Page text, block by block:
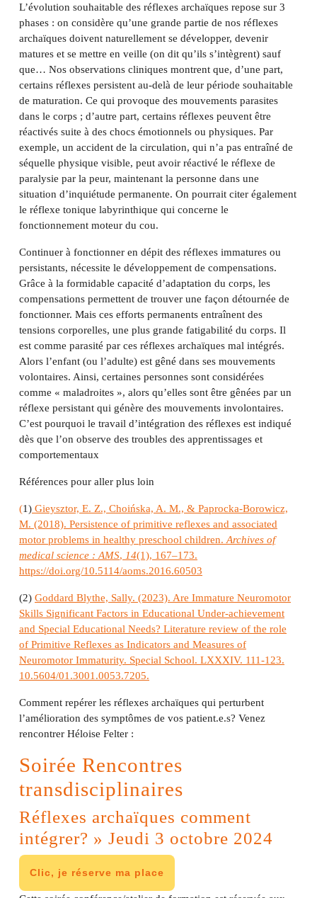
L’évolution souhaitable des réflexes archaïques repose sur 3
phases : on considère qu’une grande partie de nos réflexes
archaïques doivent naturellement se développer, devenir
matures et se mettre en veille (on dit qu’ils s’intègrent) sauf
que… Nos observations cliniques montrent que, d’une part,
certains réflexes persistent au-delà de leur période souhaitable
de maturation. Ce qui provoque des mouvements parasites
dans le corps ; d’autre part, certains réflexes peuvent être
réactivés suite à des chocs émotionnels ou physiques. Par
exemple, un accident de la circulation, qui n’a pas entraîné de
séquelle physique visible, peut avoir réactivé le réflexe de
paralysie par la peur, maintenant la personne dans une
situation d’inquiétude permanente. On pourrait citer également
le réflexe tonique labyrinthique qui concerne le
fonctionnement moteur du cou.
Continuer à fonctionner en dépit des réflexes immatures ou
persistants, nécessite le développement de compensations.
Grâce à la formidable capacité d’adaptation du corps, les
compensations permettent de trouver une façon détournée de
fonctionner. Mais ces efforts permanents entraînent des
tensions corporelles, une plus grande fatigabilité du corps. Il
est comme parasité par ces réflexes archaïques mal intégrés.
Alors l’enfant (ou l’adulte) est gêné dans ses mouvements
volontaires. Ainsi, certaines personnes sont considérées
comme « maladroites », alors qu’elles sont être gênées par un
réflexe persistant qui génère des mouvements involontaires.
C’est pourquoi le travail d’intégration des réflexes est indiqué
dès que l’on observe des troubles des apprentissages et
comportementaux
Références pour aller plus loin
(1) Gieysztor, E. Z., Choińska, A. M., & Paprocka-Borowicz,
M. (2018). Persistence of primitive reflexes and associated
motor problems in healthy preschool children. Archives of
medical science : AMS, 14(1), 167–173.
https://doi.org/10.5114/aoms.2016.60503
(2) Goddard Blythe, Sally. (2023). Are Immature Neuromotor
Skills Significant Factors in Educational Under-achievement
and Special Educational Needs? Literature review of the role
of Primitive Reflexes as Indicators and Measures of
Neuromotor Immaturity. Special School. LXXXIV. 111-123.
10.5604/01.3001.0053.7205.
Comment repérer les réflexes archaïques qui perturbent
l’amélioration des symptômes de vos patient.e.s? Venez
rencontrer Héloise Felter :
Soirée Rencontres
transdisciplinaires
Réflexes archaïques comment
intégrer? » Jeudi 3 octobre 2024
Clic, je réserve ma place